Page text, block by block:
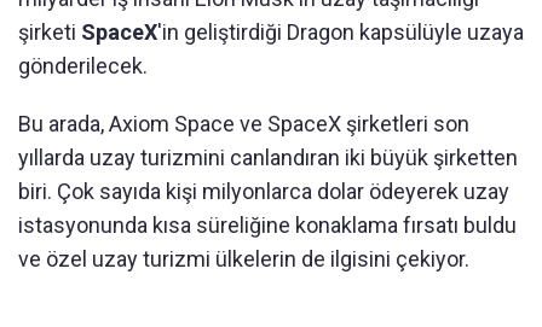
şirketi SpaceX'in geliştirdiği Dragon kapsülüyle uzaya
gönderilecek.
Bu arada, Axiom Space ve SpaceX şirketleri son
yıllarda uzay turizmini canlandıran iki büyük şirketten
biri. Çok sayıda kişi milyonlarca dolar ödeyerek uzay
istasyonunda kısa süreliğine konaklama fırsatı buldu
ve özel uzay turizmi ülkelerin de ilgisini çekiyor.